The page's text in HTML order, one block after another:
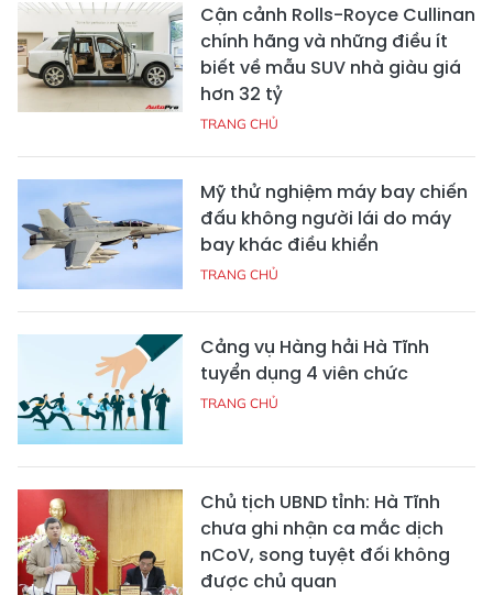
Cận cảnh Rolls-Royce Cullinan
chính hãng và những điều ít
biết về mẫu SUV nhà giàu giá
hơn 32 tỷ
TRANG CHỦ
Mỹ thử nghiệm máy bay chiến
đấu không người lái do máy
bay khác điều khiển
TRANG CHỦ
Cảng vụ Hàng hải Hà Tĩnh
tuyển dụng 4 viên chức
TRANG CHỦ
Chủ tịch UBND tỉnh: Hà Tĩnh
chưa ghi nhận ca mắc dịch
nCoV, song tuyệt đối không
được chủ quan